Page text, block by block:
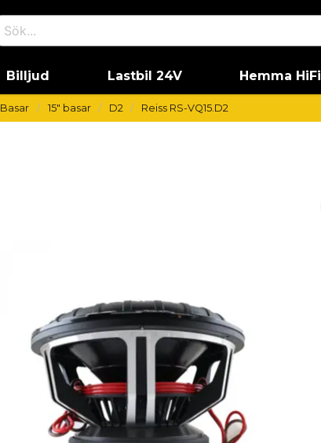
Billjud Lastbil 24V Hemma HiFi
Basar 15" basar D2 Reiss RS-VQ15.D2